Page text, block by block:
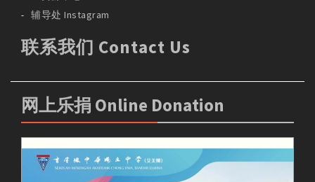
辅导处 Instagram
联系我们 Contact Us
网上乐捐 Online Donation